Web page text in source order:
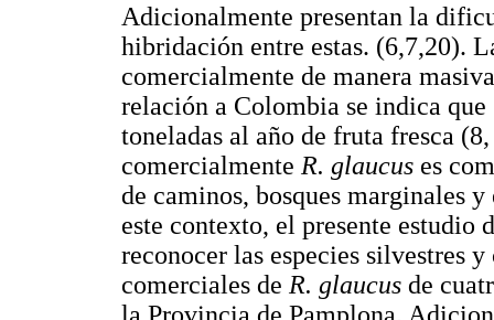
Adicionalmente presentan la
hibridación entre estas. (6,7,20).
comercialmente de manera
relación a Colombia se indica que
toneladas al año de fruta fresca
comercialmente R. glaucus es
de caminos, bosques marginales
este contexto, el presente
reconocer las especies silvestres
comerciales de R. glaucus de